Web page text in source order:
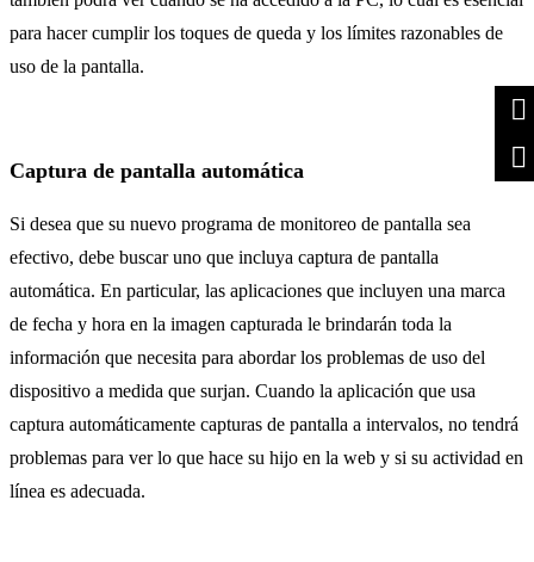
para hacer cumplir los toques de queda y los límites razonables de
uso de la pantalla.
Captura de pantalla automática
Si desea que su nuevo programa de monitoreo de pantalla sea
efectivo, debe buscar uno que incluya captura de pantalla
automática. En particular, las aplicaciones que incluyen una marca
de fecha y hora en la imagen capturada le brindarán toda la
información que necesita para abordar los problemas de uso del
dispositivo a medida que surjan. Cuando la aplicación que usa
captura automáticamente capturas de pantalla a intervalos, no tendrá
problemas para ver lo que hace su hijo en la web y si su actividad en
línea es adecuada.